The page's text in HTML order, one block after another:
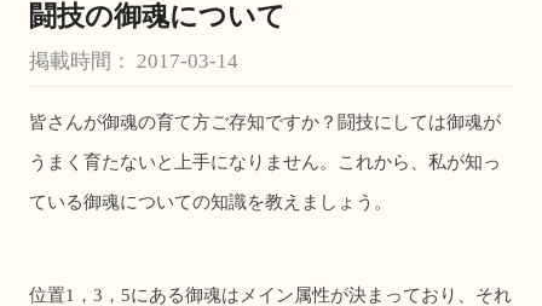
闘技の御魂について
掲載時間： 2017-03-14
皆さんが御魂の育て方ご存知ですか？闘技にしては御魂が
うまく育たないと上手になりません。これから、私が知っ
ている御魂についての知識を教えましょう。
位置1 ， 3 ， 5にある御魂はメイン属性が決まっており、それ